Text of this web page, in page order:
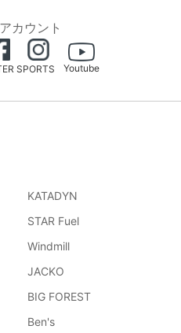
カウント
SPORTS Youtube
KATADYN
STAR Fuel
Windmill
JACKO
BIG FOREST
Ben's